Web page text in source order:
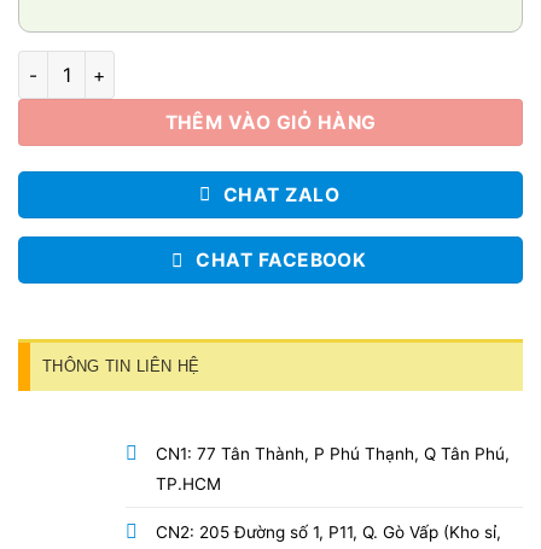
Bó hoa nhỏ xinh 012 số lượng
THÊM VÀO GIỎ HÀNG
CHAT ZALO
CHAT FACEBOOK
THÔNG TIN LIÊN HỆ
CN1: 77 Tân Thành, P Phú Thạnh, Q Tân Phú,
TP.HCM
CN2: 205 Đường số 1, P11, Q. Gò Vấp (Kho sỉ,